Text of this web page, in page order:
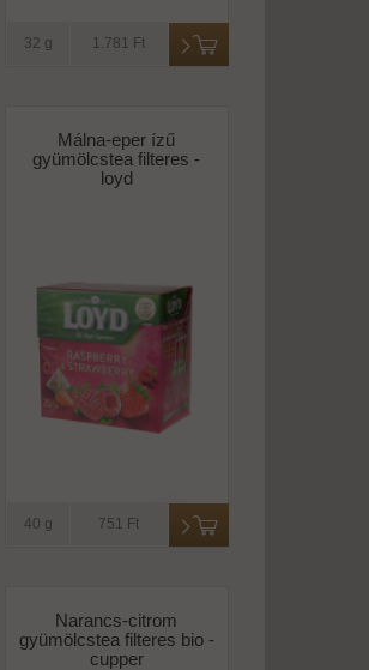
32 g 1.781 Ft
Málna-eper ízű
gyümölcstea filteres -
loyd
40 g 751 Ft
Narancs-citrom
gyümölcstea filteres bio -
cupper